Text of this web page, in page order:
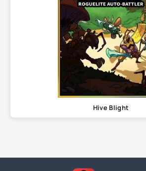
Hive Blight